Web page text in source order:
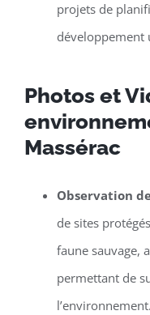
projets de
développement
Photos et
Massérac
Observation
de sites
faune sauvage,
permettant de
l’environnement.